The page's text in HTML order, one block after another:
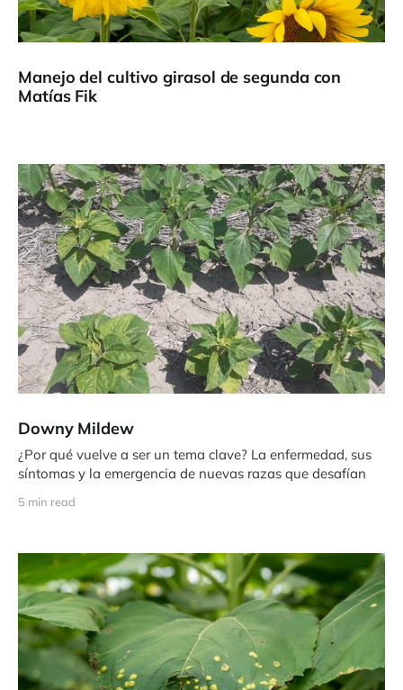
Manejo del cultivo girasol de segunda con
Matías Fik
Downy Mildew
¿Por qué vuelve a ser un tema clave? La enfermedad, sus
síntomas y la emergencia de nuevas razas que desafían
5 min read